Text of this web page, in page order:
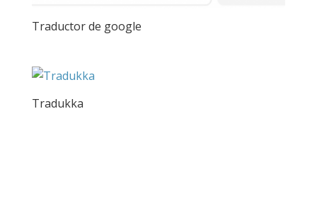
Traductor de google
Tradukka